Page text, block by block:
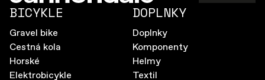
BICYKLE
Gravel bike
Cestná kola
Horské
Elektrobicykle
DOPLNKY
Doplnky
Komponenty
Helmy
Textil